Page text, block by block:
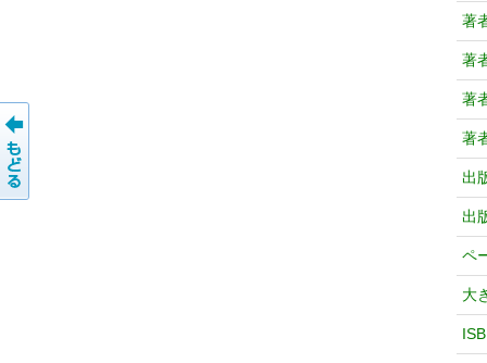
著
著
著
著
出
出
ペ
大